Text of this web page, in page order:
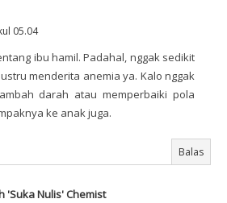
05.04
ibu hamil. Padahal, nggak sedikit
menderita anemia ya. Kalo nggak
darah atau memperbaiki pola
ke anak juga.
Balas
'Suka Nulis' Chemist